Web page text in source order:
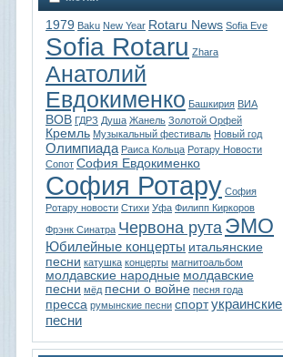
1979 Baku New Year Rotaru News Sofia Eve
Sofia Rotaru Zhara
Анатолий
Евдокименко Башкирия ВИА
ВОВ ГДРЗ Душа Жанель Золотой Орфей
Кремль Музыкальный фестиваль Новый год
Олимпиада Раиса Кольца Ротару Новости
Сопот София Евдокименко
София Ротару София
Ротару новости Стихи Уфа Филипп Киркоров
Фрэнк Синатра Червона рута ЭМО
Юбилейные концерты итальянские
песни катушка концерты магнитоальбом
молдавские народные молдавские
песни мёд песни о войне песня года
пресса румынские песни спорт украинские
песни